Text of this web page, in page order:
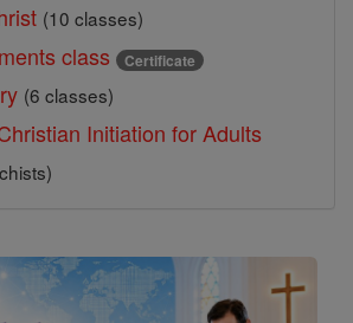
(10 classes)
class Certificate
(6 classes)
Initiation for Adults